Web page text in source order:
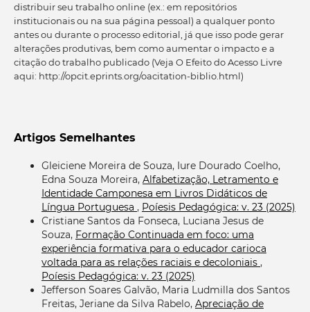
distribuir seu trabalho online (ex.: em repositórios
institucionais ou na sua página pessoal) a qualquer ponto
antes ou durante o processo editorial, já que isso pode gerar
alterações produtivas, bem como aumentar o impacto e a
citação do trabalho publicado (Veja O Efeito do Acesso Livre
aqui: http://opcit.eprints.org/oacitation-biblio.html)
Artigos Semelhantes
Gleiciene Moreira de Souza, Iure Dourado Coelho,
Edna Souza Moreira, Alfabetização, Letramento e
Identidade Camponesa em Livros Didáticos de
Língua Portuguesa , Poíesis Pedagógica: v. 23 (2025)
Cristiane Santos da Fonseca, Luciana Jesus de
Souza, Formação Continuada em foco: uma
experiência formativa para o educador carioca
voltada para as relações raciais e decoloniais ,
Poíesis Pedagógica: v. 23 (2025)
Jefferson Soares Galvão, Maria Ludmilla dos Santos
Freitas, Jeriane da Silva Rabelo, Apreciação de